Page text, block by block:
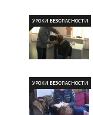
УРОКИ БЕЗОПАСНОСТИ
УРОКИ БЕЗОПАСНОСТИ